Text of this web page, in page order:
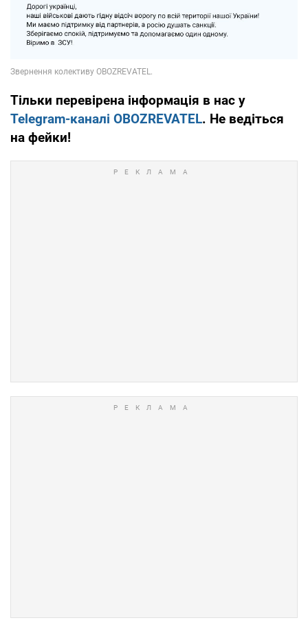
Тільки перевірена інформація в нас у
Telegram-каналі OBOZREVATEL. Не ведіться
на фейки!